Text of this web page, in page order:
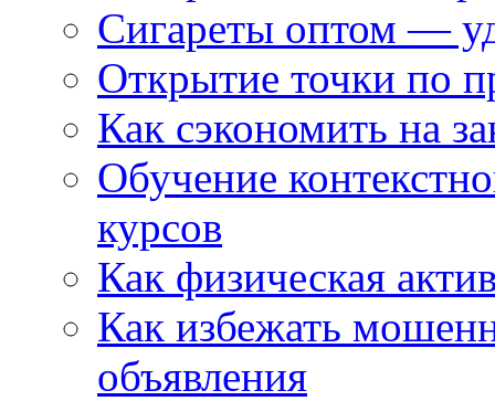
Сигареты оптом —
Открытие точки по
Как сэкономить на
Обучение
курсов
Как физическая
Как избежать
объявления